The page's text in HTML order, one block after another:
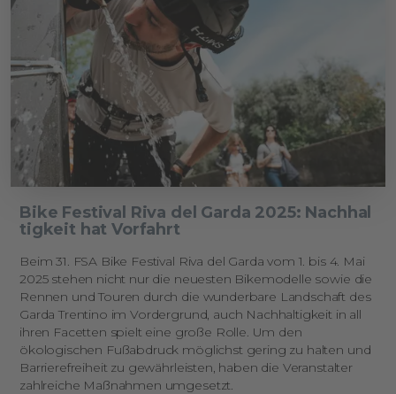
Bike Festival Riva del Garda 2025: Nachhal
tigkeit hat Vorfahrt
Beim 31. FSA Bike Festival Riva del Garda vom 1. bis 4. Mai
2025 stehen nicht nur die neuesten Bikemodelle sowie die
Rennen und Touren durch die wunderbare Landschaft des
Garda Trentino im Vordergrund, auch Nachhaltigkeit in all
ihren Facetten spielt eine große Rolle. Um den
ökologischen Fußabdruck möglichst gering zu halten und
Barrierefreiheit zu gewährleisten, haben die Veranstalter
zahlreiche Maßnahmen umgesetzt.